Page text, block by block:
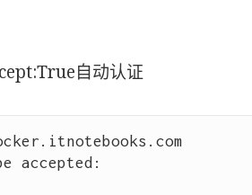
自动认证
accepted: